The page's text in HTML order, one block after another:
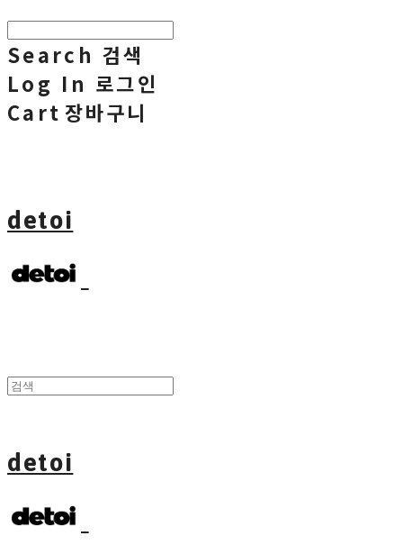
Search 검색
Log In 로그인
Cart 장바구니
detoi
detoi